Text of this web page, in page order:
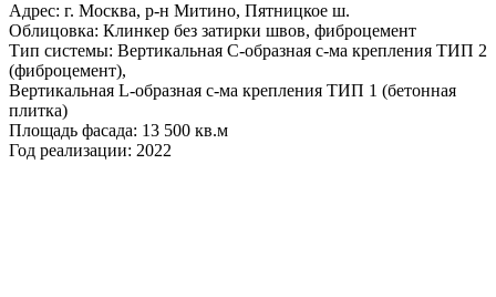
Адрес: г. Москва, р-н Митино, Пятницкое ш.
Облицовка: Клинкер без затирки швов, фиброцемент
Тип системы: Вертикальная С-образная с-ма крепления ТИП 2
(фиброцемент),
Вертикальная L-образная с-ма крепления ТИП 1 (бетонная
плитка)
Площадь фасада: 13 500 кв.м
Год реализации: 2022